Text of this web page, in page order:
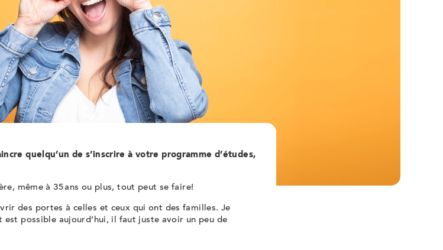
quelqu’un de s’inscrire à votre programme d’études,
même à 35 ans ou plus, tout peut se faire!
des portes à celles et ceux qui ont des familles. Je
possible aujourd’hui, il faut juste avoir un peu de